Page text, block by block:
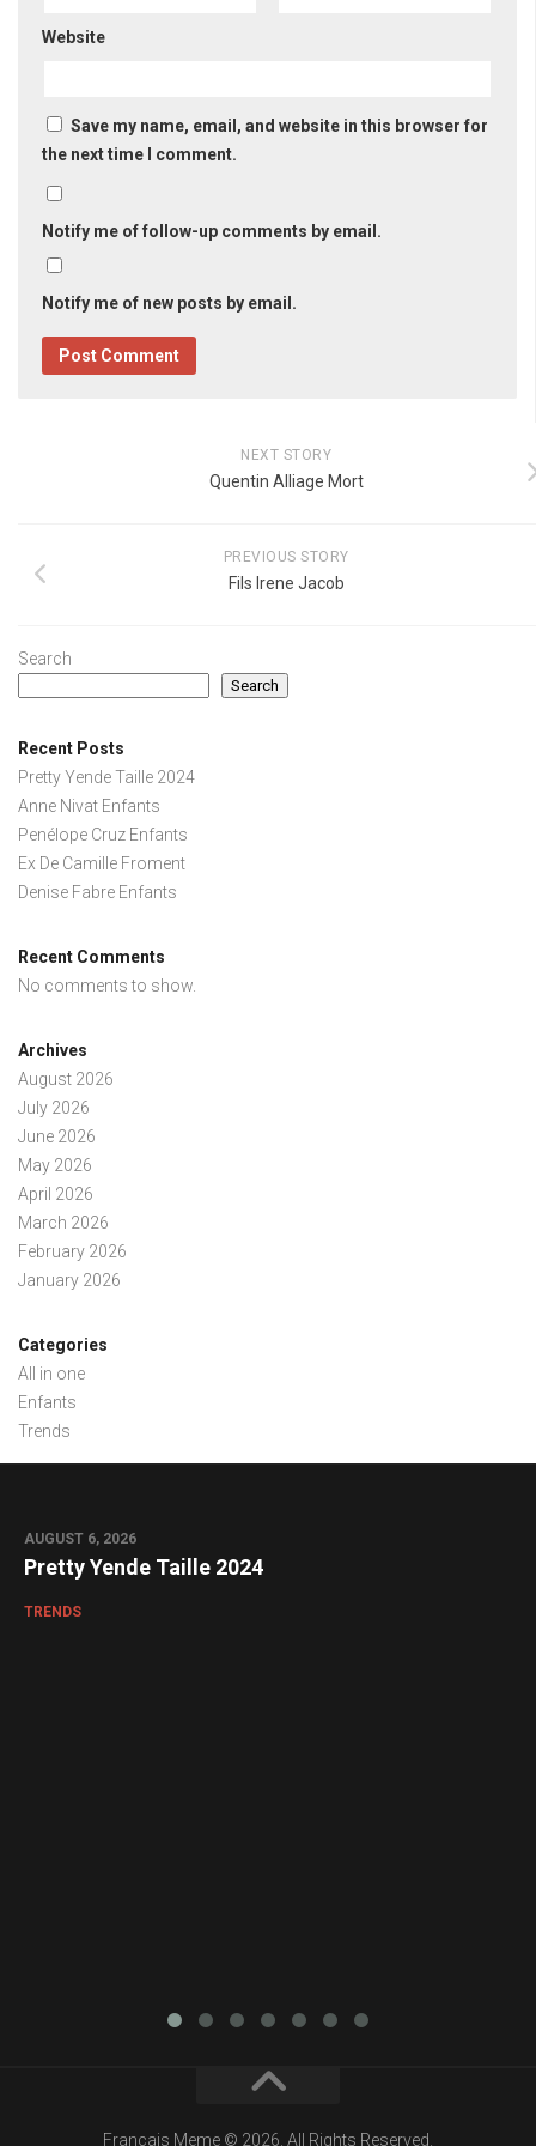
Website
Save my name, email, and website in this browser for
the next time I comment.
Notify me of follow-up comments by email.
Notify me of new posts by email.
NEXT STORY
Quentin Alliage Mort
PREVIOUS STORY
Fils Irene Jacob
Search
Search
Recent Posts
Pretty Yende Taille 2024
Anne Nivat Enfants
Penélope Cruz Enfants
Ex De Camille Froment
Denise Fabre Enfants
Recent Comments
No comments to show.
Archives
August 2026
July 2026
June 2026
May 2026
April 2026
March 2026
February 2026
January 2026
Categories
All in one
Enfants
Trends
AUGUST 6, 2026
Pretty Yende Taille 2024
TRENDS
Francais Meme © 2026. All Rights Reserved.